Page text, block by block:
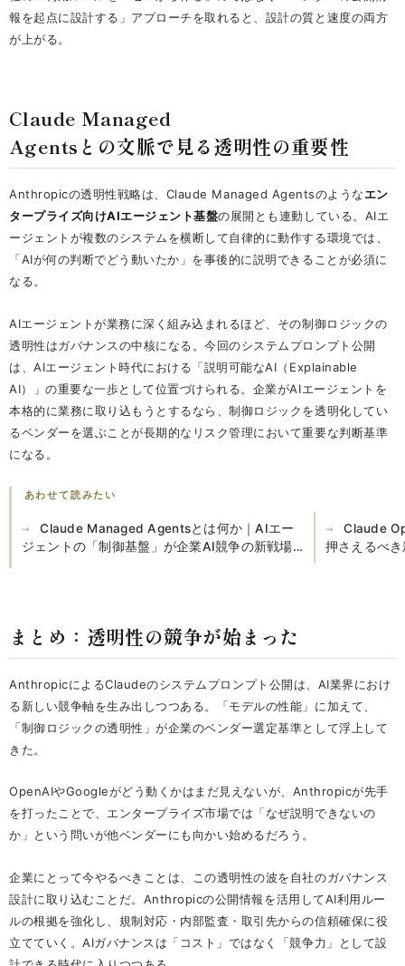
報を起点に設計する」アプローチを取れると、設計の質と速度の両方
が上がる。
Claude Managed
Agentsとの文脈で見る透明性の重要性
Anthropicの透明性戦略は、Claude Managed Agentsのようなエン
タープライズ向けAIエージェント基盤の展開とも連動している。AIエ
ージェントが複数のシステムを横断して自律的に動作する環境では、
「AIが何の判断でどう動いたか」を事後的に説明できることが必須に
なる。
AIエージェントが業務に深く組み込まれるほど、その制御ロジックの
透明性はガバナンスの中核になる。今回のシステムプロンプト公開
は、AIエージェント時代における「説明可能なAI（Explainable
AI）」の重要な一歩として位置づけられる。企業がAIエージェントを
本格的に業務に取り込もうとするなら、制御ロジックを透明化してい
るベンダーを選ぶことが長期的なリスク管理において重要な判断基準
になる。
あわせて読みたい
Claude Managed Agentsとは何か｜AIエー
ジェントの「制御基盤」が企業AI競争の新戦場
Claude
押さえるべ
まとめ：透明性の競争が始まった
AnthropicによるClaudeのシステムプロンプト公開は、AI業界におけ
る新しい競争軸を生み出しつつある。「モデルの性能」に加えて、
「制御ロジックの透明性」が企業のベンダー選定基準として浮上して
きた。
OpenAIやGoogleがどう動くかはまだ見えないが、Anthropicが先手
を打ったことで、エンタープライズ市場では「なぜ説明できないの
か」という問いが他ベンダーにも向かい始めるだろう。
企業にとって今やるべきことは、この透明性の波を自社のガバナンス
設計に取り込むことだ。Anthropicの公開情報を活用してAI利用ルー
ルの根拠を強化し、規制対応・内部監査・取引先からの信頼確保に役
立てていく。AIガバナンスは「コスト」ではなく「競争力」として設